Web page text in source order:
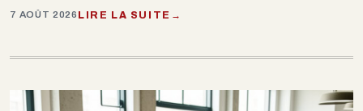
7 AOÛT 2026 LIRE LA SUITE →